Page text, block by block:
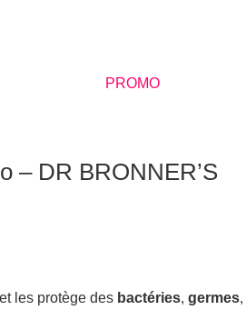
PROMO
– DR BRONNER’S
les protège des bactéries, germes,